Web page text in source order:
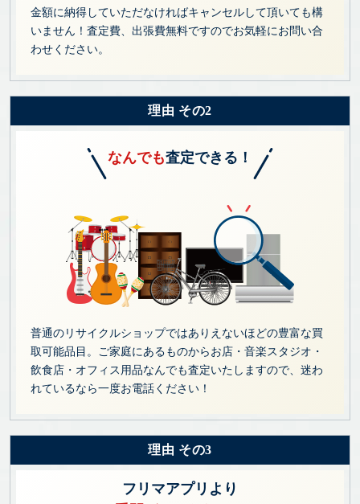
金額に納得していただなければキャンセルして頂いても構
いません！査定費、出張費無料ですのでお気軽にお問い合
わせください。
理由 その2
なんでも査定できる！
普通のリサイクルショップではありえないほどの豊富な買
取可能品目。ご家庭にあるものからお店・音楽スタジオ・
飲食店・オフィス用品なんでも査定いたしますので、迷わ
れているなら一度お電話ください！
理由 その3
フリマアプリより